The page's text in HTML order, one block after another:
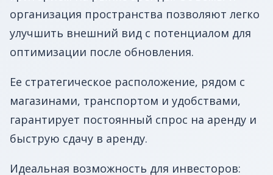
организация пространства позволяют легко
улучшить внешний вид с потенциалом для
оптимизации после обновления.
Ее стратегическое расположение, рядом с
магазинами, транспортом и удобствами,
гарантирует постоянный спрос на аренду и
быструю сдачу в аренду.
Идеальная возможность для инвесторов: